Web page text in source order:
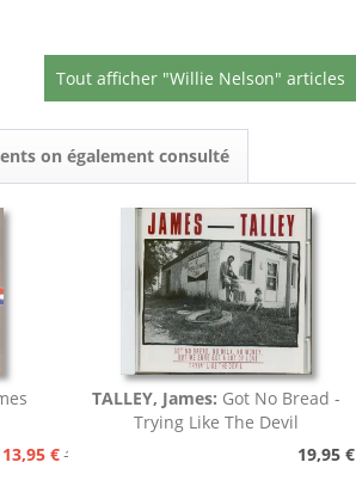
Tout afficher "Willie Nelson" articles
on également consulté
13,95 € 15,95 €
TALLEY, James: Got No Bread -
Trying Like The Devil
19,95 €